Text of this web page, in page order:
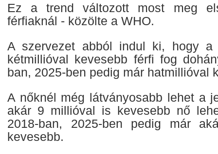
Ez a trend változott most meg
férfiaknál - közölte a WHO.
A szervezet abból indul ki, hogy a
kétmillióval kevesebb férfi fog
ban, 2025-ben pedig már hatmillióval
A nőknél még látványosabb lehet a
akár 9 millióval is kevesebb nő
2018-ban, 2025-ben pedig már
kevesebb.